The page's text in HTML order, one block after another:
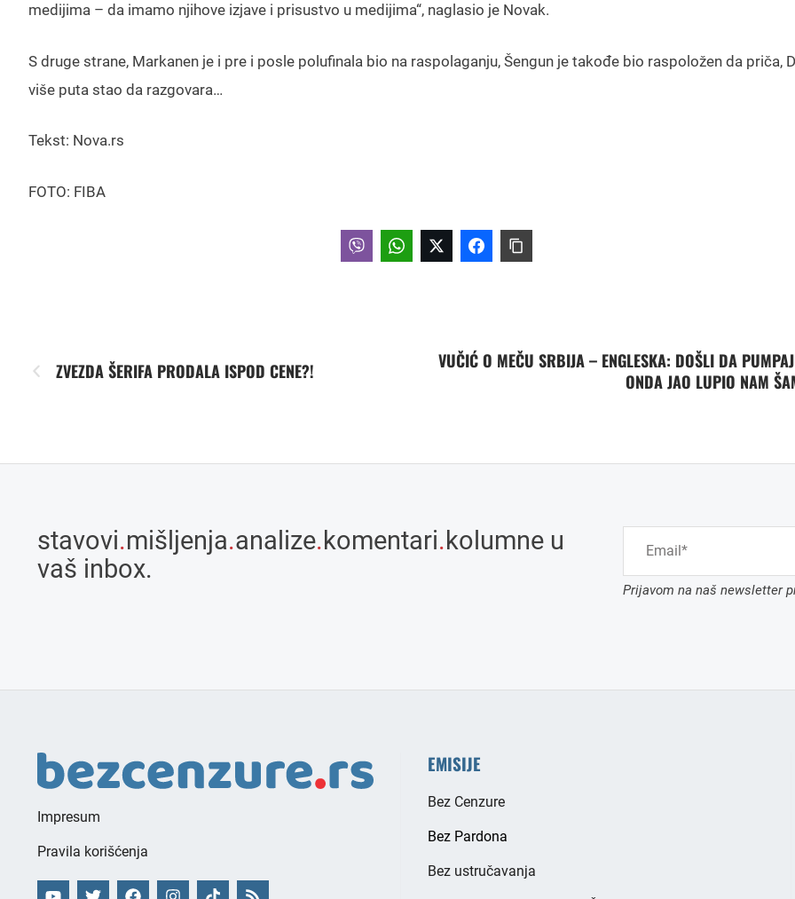
medijima – da imamo njihove izjave i prisustvo u medijima“, naglasio je Novak.
S druge strane, Markanen je i pre i posle polufinala bio na raspolaganju, Šengun je takođe bio raspoložen da priča,
više puta stao da razgovara…
Tekst: Nova.rs
FOTO: FIBA
ZVEZDA ŠERIFA PRODALA ISPOD CENE?!
VUČIĆ O MEČU SRBIJA – ENGLESKA: DOŠLI DA
ONDA JAO LUPIO NAM
stavovi.mišljenja.analize.komentari.kolumne u
vaš inbox.
Prijavom na naš newsletter
Impresum
Pravila korišćenja
EMISIJE
Bez Cenzure
Bez Pardona
Bez ustručavanja